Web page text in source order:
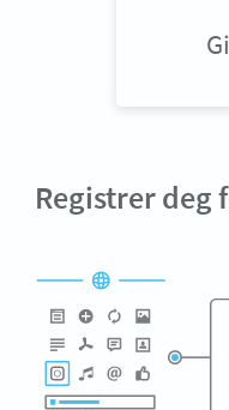
Registrer deg